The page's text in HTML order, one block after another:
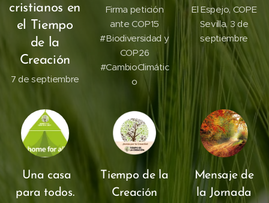
cristianos en
el Tiempo
de la
Creación
7 de septiembre
Firma petición
ante COP15
#Biodiversidad y
COP26
#CambioClimátic
o
El Espejo, COPE
Sevilla, 3 de
septiembre
Una casa
para todos.
Tiempo de la
Creación
Mensaje de
la Jornada